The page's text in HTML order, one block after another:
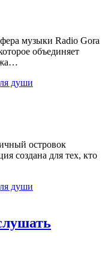
музыки Radio Gora
объединяет
души
островок
создана для тех, кто
души